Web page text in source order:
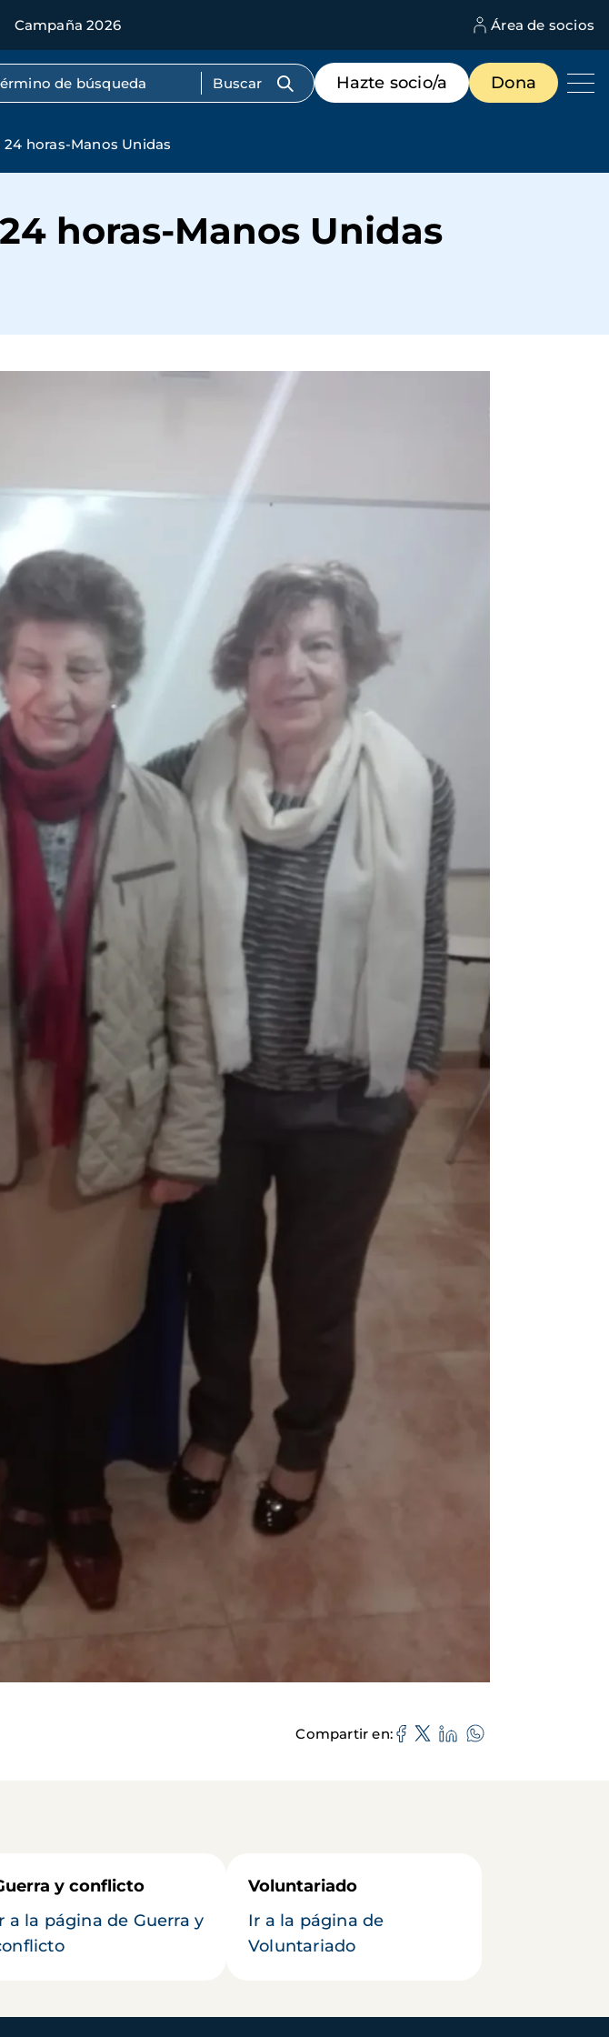
Campaña 2026 Área de socios
texto completo
Menú
de
destacados
Hazte socio/a Dona
horas-Manos Unidas
horas-Manos Unidas
Compartir en
y conflicto
a la página de Guerra y
Voluntariado
Ir a la página de
Voluntariado